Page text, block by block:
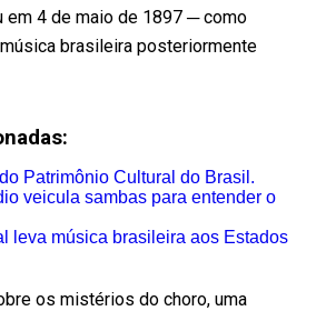
em 4 de maio de 1897 ─ como
brasileira posteriormente
Patrimônio Cultural do Brasil.
veicula sambas para entender o
leva música brasileira aos Estados
os mistérios do choro, uma